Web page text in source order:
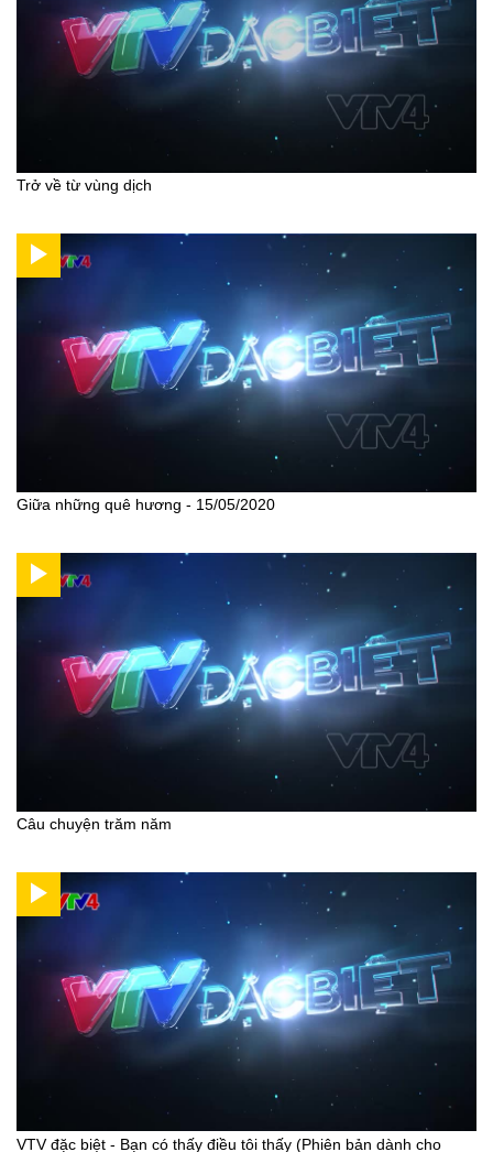
Trở về từ vùng dịch
Giữa những quê hương - 15/05/2020
Câu chuyện trăm năm
VTV đặc biệt - Bạn có thấy điều tôi thấy (Phiên bản dành cho